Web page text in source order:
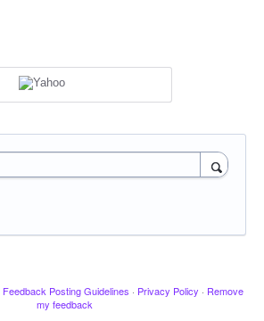
Feedback Posting Guidelines · Privacy Policy · Remove
my feedback